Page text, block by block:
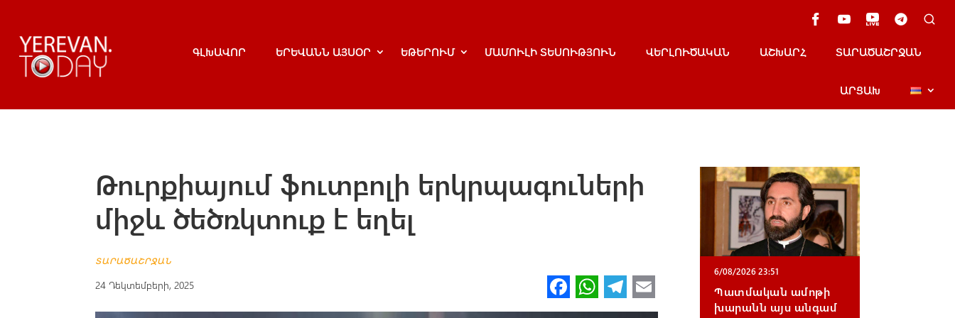
ԳԼԽԱՎՈՐ ԵՐԵՎԱՆՆ ԱՅՍՕՐ ԵԹԵՐՈՒՄ ՄԱՄՈՒԼԻ ՏԵՍՈՒԹՅՈՒՆ ՎԵՐԼՈՒԾԱԿԱՆ ԱՇԽԱՐՀ ՏԱՐԱԾԱՇՐՋԱՆ
ԱՐՑԱԽ
Թուրքիայում ֆուտբոլի երկրպագուների
միջև ծեծռկտուք է եղել
ՏԱՐԱԾԱՇՐՋԱՆ
24 Դեկտեմբերի, 2025 Fa
ce
W
h
Te
le m
6/08/2026 23:51
Պատմական ամոթի
խարանն այս անգամ